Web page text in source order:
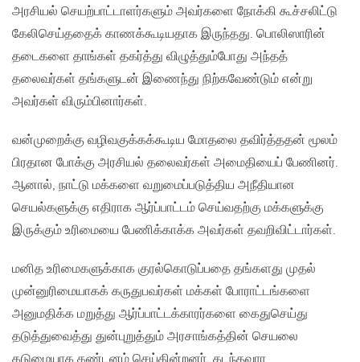
அரசியல் செயற்பாட்டாளர்களும் அவர்களை நோக்கி கூச்சலிட்டு
கேலிசெய்ததைக் காணக்கூடியதாக இருந்தது. பொலிஸாரின்
தடைகளை தாங்கள் தகர்த்து விழுத்தும்போது அந்தத்
தலைவர்கள் தங்களுடன் இணைந்து நிற்கவேண்டும் என்று
அவர்கள் விரும்பினார்கள்.
வன்முறைக்கு வழிவகுக்கக்கூடிய மோதலை தவிர்த்ததன் மூலம்
பிரதான போக்கு அரசியல் தலைவர்கள் அமைதியைப் பேணினர்.
ஆனால், நாட்டு மக்களை வறுமைப்படுத்திய அநீதியான
செயல்களுக்கு எதிராக ஆர்ப்பாட்டம் செய்வதற்கு மக்களுக்கு
இருக்கும் உரிமையை பேணிக்காக்க அவர்கள் தவறிவிட்டார்கள்.
மனித உரிமைகளுக்காக குரல்கொடுப்பதை தங்களது முதல்
முன்னுரிமையாகக் கருதுபவர்கள் மக்கள் போராட்டங்களை
அனுமதிக்க மறுத்து ஆர்ப்பாட்டக்காரர்களை கைதுசெய்து
தடுத்துவைத்து துன்புறுத்தும் அரசாங்கத்தின் செயலை